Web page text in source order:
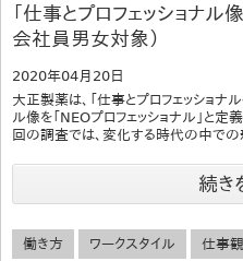
「仕事とプロフェッショナ
会社員男女対象）
2020年04月20日
大正製薬は、「仕事とプロフェッショナ
ル像を「NEOプロフェッショナル」と定
回の調査では、変化する時代の中での
続き
働き方 ワークスタイル 仕事観